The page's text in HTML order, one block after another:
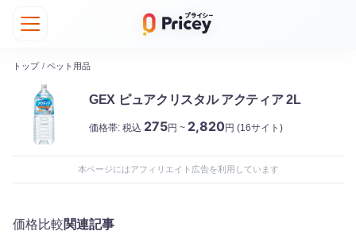
トップ / ペット用品
GEX ピュアクリスタル アクティア 2L
価格帯: 税込 275円 ~ 2,820円 (16サイト)
本ページにはアフィリエイト広告を利用しています
価格比較関連記事